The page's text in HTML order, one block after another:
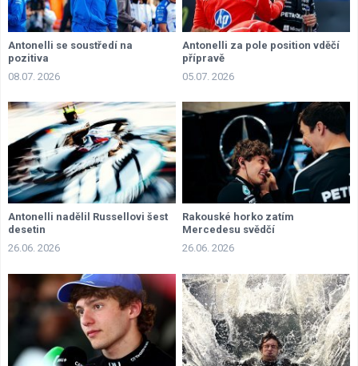
Antonelli se soustředí na
pozitiva
08.07. 2026
Antonelli za pole position vděčí
přípravě
05.07. 2026
Antonelli nadělil Russellovi šest
desetin
26.06. 2026
Rakouské horko zatím
Mercedesu svědčí
26.06. 2026